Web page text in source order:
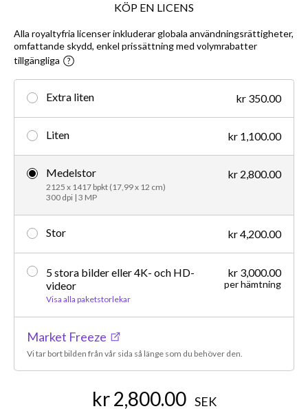
KÖP EN LICENS
Alla royaltyfria licenser inkluderar globala användningsrättigheter,
omfattande skydd, enkel prissättning med volymrabatter
tillgängliga
Extra liten kr 350.00
Liten kr 1,100.00
Medelstor
2125 x 1417 bpkt (17,99 x 12 cm)
300 dpi | 3 MP
kr 2,800.00
Stor kr 4,200.00
5 stora bilder eller 4K- och HD-
videor
Visa alla paketstorlekar
kr 3,000.00
per hämtning
Market Freeze
Vi tar bort bilden från vår sida så länge som du behöver den.
kr 2,800.00 SEK